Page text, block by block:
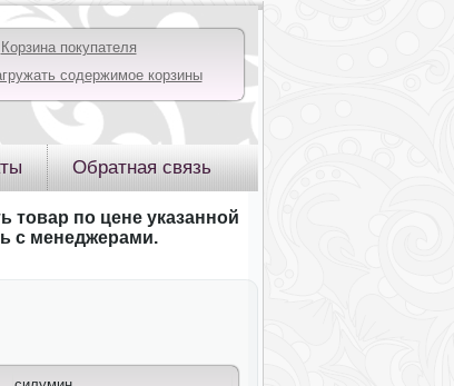
Корзина покупателя
содержимое корзины
Обратная связь
товар по цене указанной
с менеджерами.